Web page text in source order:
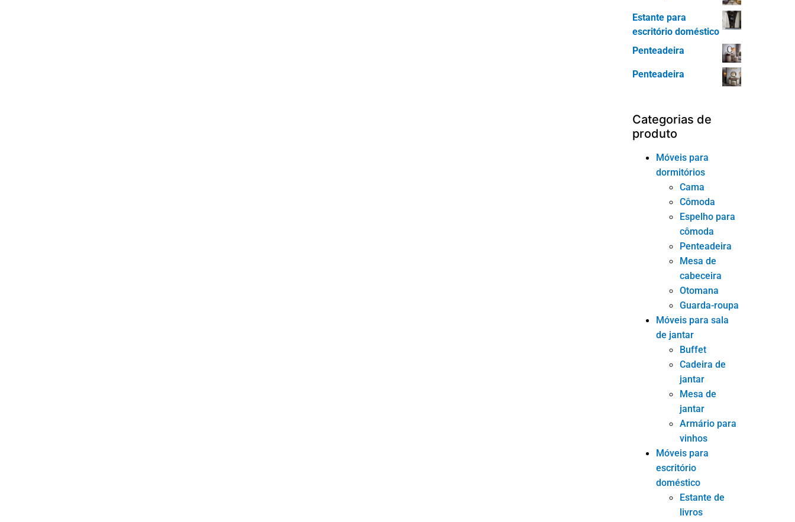
Estante para
escritório doméstico
Penteadeira
Penteadeira
Categorias de
produto
Móveis para
dormitórios
Cama
Cômoda
Espelho para
cômoda
Penteadeira
Mesa de
cabeceira
Otomana
Guarda-roupa
Móveis para sala
de jantar
Buffet
Cadeira de
jantar
Mesa de
jantar
Armário para
vinhos
Móveis para
escritório
doméstico
Estante de
livros